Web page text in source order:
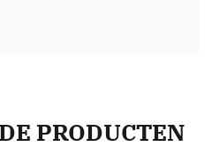
PRODUCTEN